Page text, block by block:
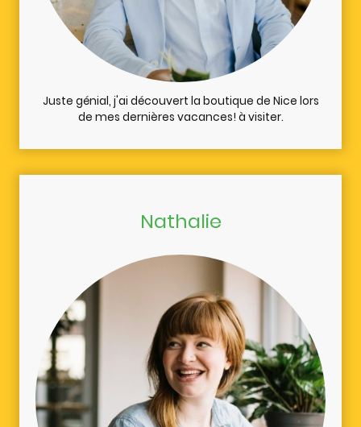
Juste génial, j'ai découvert la boutique de Nice lors
de mes dernières vacances! à visiter.
Nathalie